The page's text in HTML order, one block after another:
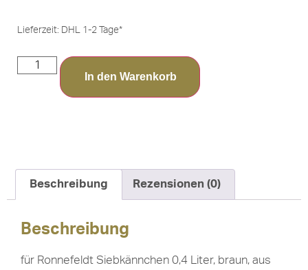
Lieferzeit: DHL 1-2 Tage*
In den Warenkorb
Beschreibung Rezensionen (0)
Beschreibung
für Ronnefeldt Siebkännchen 0,4 Liter, braun, aus